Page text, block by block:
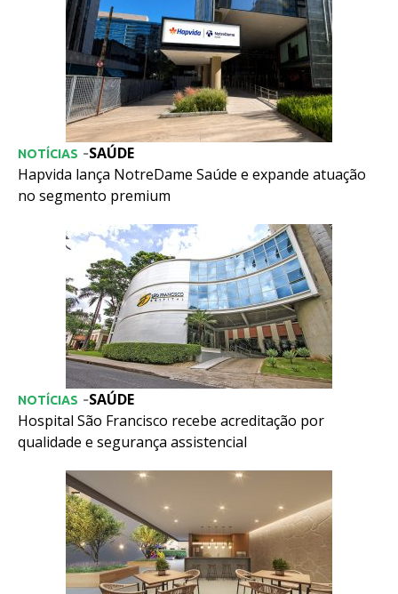
SAÚDE
NOTÍCIAS -
Hapvida lança NotreDame Saúde e expande atuação
no segmento premium
SAÚDE
NOTÍCIAS -
Hospital São Francisco recebe acreditação por
qualidade e segurança assistencial